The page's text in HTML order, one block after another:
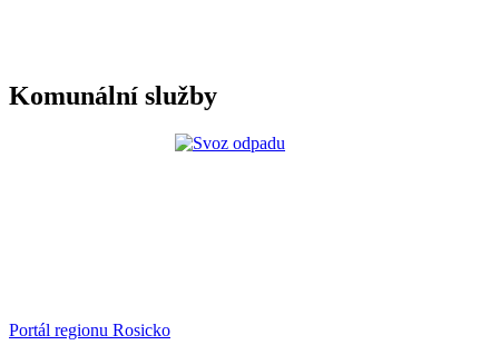
Komunální služby
Portál regionu Rosicko